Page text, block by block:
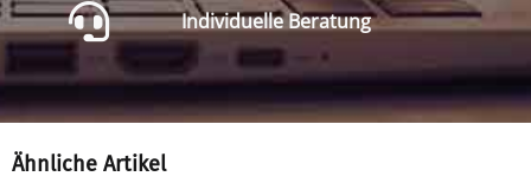
Individuelle Beratung
Ähnliche Artikel